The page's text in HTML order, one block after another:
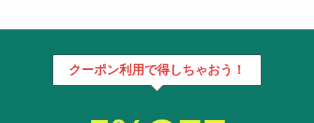
クーポン利用で得しちゃおう！